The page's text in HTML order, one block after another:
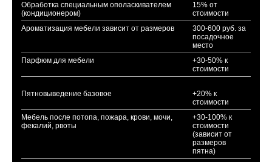
Обработка специальным ополаскивателем
(кондиционером)
15% от
стоимости
Ароматизация мебели зависит от размеров
300-600 руб. за
посадочное
место
Парфюм для мебели
+30-50% к
стоимости
Пятновыведение базовое
+20% к
стоимости
Мебель после потопа, пожара, крови, мочи,
фекалий, рвоты
+30-100% к
стоимости
(зависит от
размеров
пятна)